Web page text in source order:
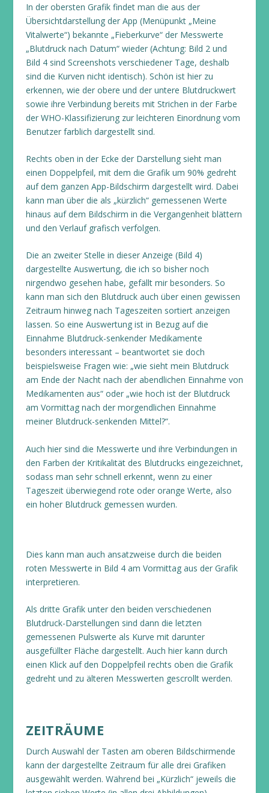
In der obersten Grafik findet man die aus der
Übersichtdarstellung der App (Menüpunkt „Meine
Vitalwerte“) bekannte „Fieberkurve“ der Messwerte
„Blutdruck nach Datum“ wieder (Achtung: Bild 2 und
Bild 4 sind Screenshots verschiedener Tage, deshalb
sind die Kurven nicht identisch). Schön ist hier zu
erkennen, wie der obere und der untere Blutdruckwert
sowie ihre Verbindung bereits mit Strichen in der Farbe
der WHO-Klassifizierung zur leichteren Einordnung vom
Benutzer farblich dargestellt sind.
Rechts oben in der Ecke der Darstellung sieht man
einen Doppelpfeil, mit dem die Grafik um 90% gedreht
auf dem ganzen App-Bildschirm dargestellt wird. Dabei
kann man über die als „kürzlich“ gemessenen Werte
hinaus auf dem Bildschirm in die Vergangenheit blättern
und den Verlauf grafisch verfolgen.
Die an zweiter Stelle in dieser Anzeige (Bild 4)
dargestellte Auswertung, die ich so bisher noch
nirgendwo gesehen habe, gefällt mir besonders. So
kann man sich den Blutdruck auch über einen gewissen
Zeitraum hinweg nach Tageszeiten sortiert anzeigen
lassen. So eine Auswertung ist in Bezug auf die
Einnahme Blutdruck-senkender Medikamente
besonders interessant – beantwortet sie doch
beispielsweise Fragen wie: „wie sieht mein Blutdruck
am Ende der Nacht nach der abendlichen Einnahme von
Medikamenten aus“ oder „wie hoch ist der Blutdruck
am Vormittag nach der morgendlichen Einnahme
meiner Blutdruck-senkenden Mittel?“.
Auch hier sind die Messwerte und ihre Verbindungen in
den Farben der Kritikalität des Blutdrucks eingezeichnet,
sodass man sehr schnell erkennt, wenn zu einer
Tageszeit überwiegend rote oder orange Werte, also
ein hoher Blutdruck gemessen wurden.
Dies kann man auch ansatzweise durch die beiden
roten Messwerte in Bild 4 am Vormittag aus der Grafik
interpretieren.
Als dritte Grafik unter den beiden verschiedenen
Blutdruck-Darstellungen sind dann die letzten
gemessenen Pulswerte als Kurve mit darunter
ausgefüllter Fläche dargestellt. Auch hier kann durch
einen Klick auf den Doppelpfeil rechts oben die Grafik
gedreht und zu älteren Messwerten gescrollt werden.
ZEITRÄUME
Durch Auswahl der Tasten am oberen Bildschirmende
kann der dargestellte Zeitraum für alle drei Grafiken
ausgewählt werden. Während bei „Kürzlich“ jeweils die